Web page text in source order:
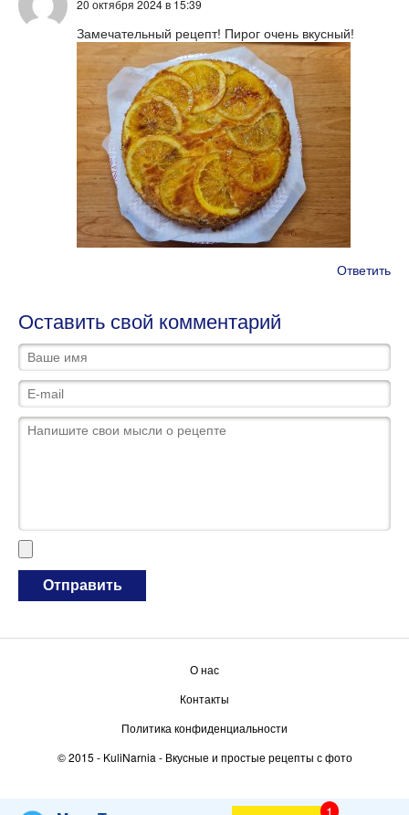
20 октября 2024в 15:39
Замечательный рецепт! Пирог очень вкусный!
Ответить
Оставить свой комментарий
О нас
Контакты
Политика конфиденциальности
© 2015 - KuliNarnia - Вкусные и простые рецепты с фото